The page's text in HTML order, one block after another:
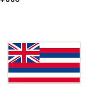
ィ "California Market Cent